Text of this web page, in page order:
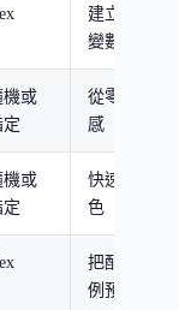
建立色彩階
變數色表
機或
定
從零開始尋
感
機或
定
快速取得一
色
把配色套用
例預覽